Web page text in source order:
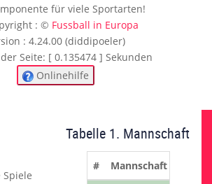
für viele Sportarten!
: © Fussball in Europa
: 4.24.00 (diddipoeler)
Seite: [ 0.135474 ] Sekunden
Onlinehilfe
Spiele
Tabelle 1. Mannschaft
# Mannschaft